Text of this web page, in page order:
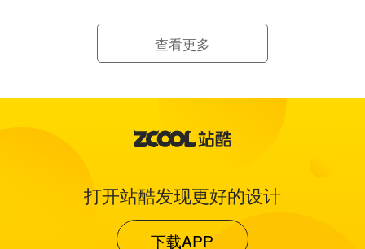
查看更多
打开站酷发现更好的设计
下载APP